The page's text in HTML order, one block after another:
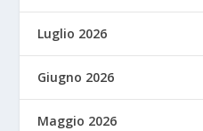
Luglio 2026
Giugno 2026
Maggio 2026